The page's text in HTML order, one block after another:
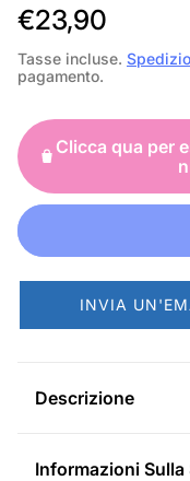
P
r
e
z
z
o
n
o
r
m
€23,90
Tasse incluse.
pagamento.
Clicca qua per
INVIA
Descrizione
Informazioni Sulla